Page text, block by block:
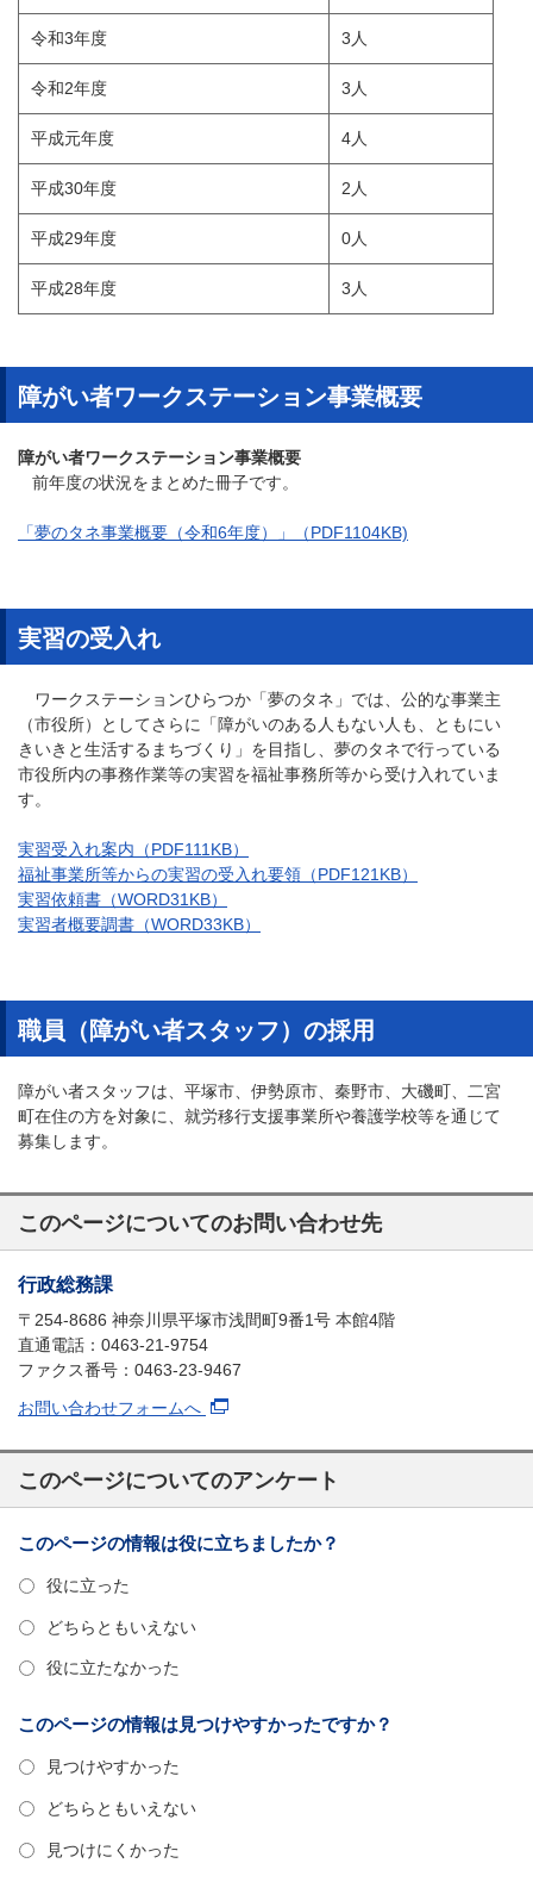
令和3年度 3人
令和2年度 3人
平成元年度 4人
平成30年度 2人
平成29年度 0人
平成28年度 3人
障がい者ワークステーション事業概要
障がい者ワークステーション事業概要
前年度の状況をまとめた冊子です。
「夢のタネ事業概要（令和6年度）」（PDF1104KB)
実習の受入れ
ワークステーションひらつか「夢のタネ」では、公的な事業主
（市役所）としてさらに「障がいのある人もない人も、ともにい
きいきと生活するまちづくり」を目指し、夢のタネで行っている
市役所内の事務作業等の実習を福祉事務所等から受け入れていま
す。
実習受入れ案内（PDF111KB）
福祉事業所等からの実習の受入れ要領（PDF121KB）
実習依頼書（WORD31KB）
実習者概要調書（WORD33KB）
職員（障がい者スタッフ）の採用
障がい者スタッフは、平塚市、伊勢原市、秦野市、大磯町、二宮
町在住の方を対象に、就労移行支援事業所や養護学校等を通じて
募集します。
このページについてのお問い合わせ先
行政総務課
〒254-8686 神奈川県平塚市浅間町9番1号 本館4階
直通電話：0463-21-9754
ファクス番号：0463-23-9467
お問い合わせフォームへ
このページについてのアンケート
このページの情報は役に立ちましたか？
役に立った
どちらともいえない
役に立たなかった
このページの情報は見つけやすかったですか？
見つけやすかった
どちらともいえない
見つけにくかった